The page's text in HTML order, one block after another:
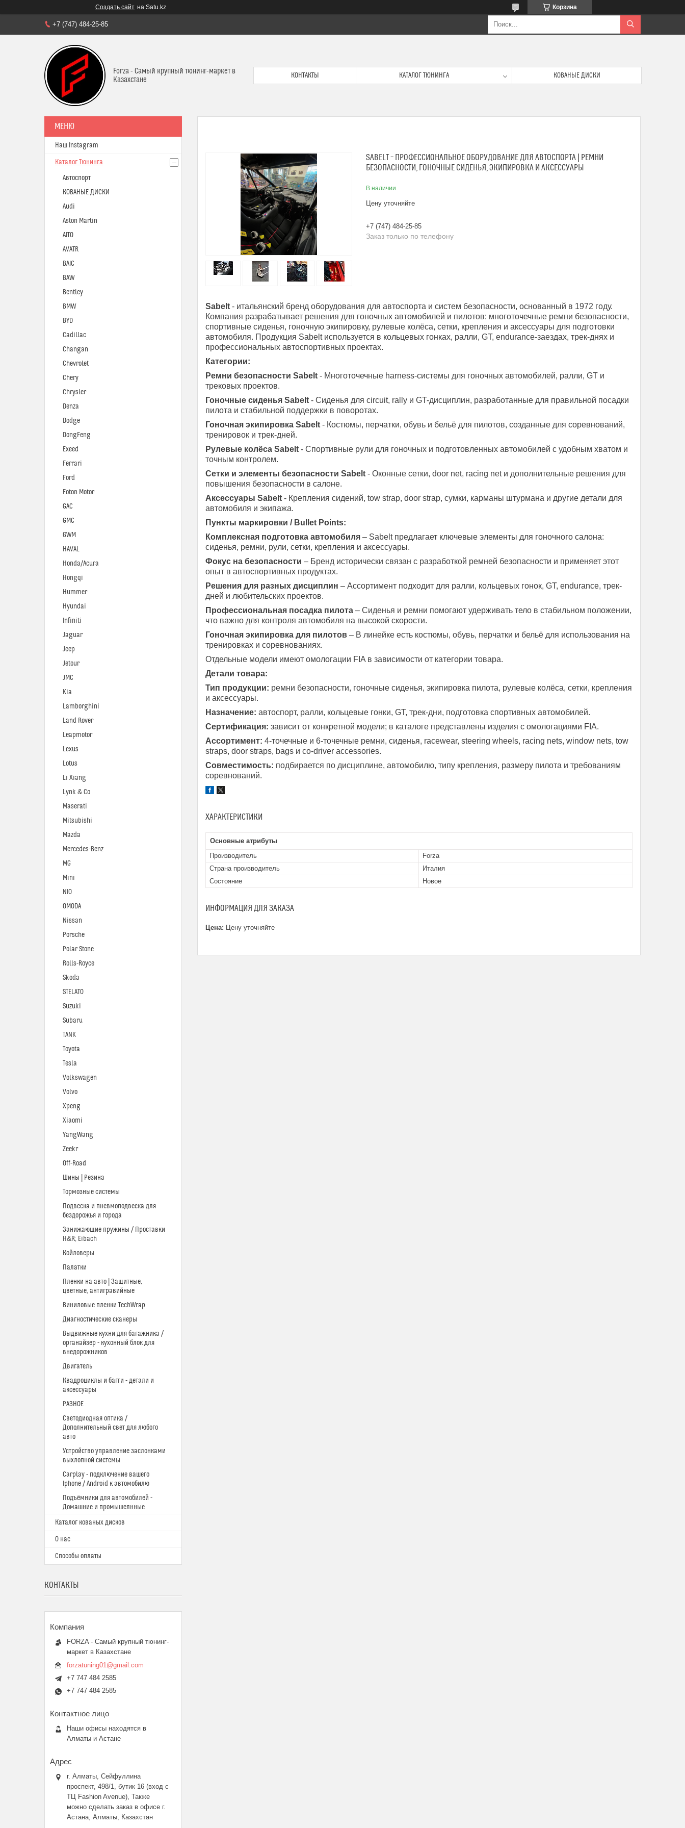
Создать сайт на Satu.kz Корзина
+7 (747) 484-25-85
Forza - Самый крупный тюнинг-маркет в
Казахстане
КОНТАКТЫ КАТАЛОГ ТЮНИНГА КОВАНЫЕ ДИСКИ
SABELT – ПРОФЕССИОНАЛЬНОЕ ОБОРУДОВАНИЕ ДЛЯ АВТОСПОРТА | РЕМНИ
БЕЗОПАСНОСТИ, ГОНОЧНЫЕ СИДЕНЬЯ, ЭКИПИРОВКА И АКСЕССУАРЫ
В наличии
Цену уточняйте
+7 (747) 484-25-85
Заказ только по телефону
Sabelt - итальянский бренд оборудования для автоспорта и систем безопасности, основанный в 1972 году.
Компания разрабатывает решения для гоночных автомобилей и пилотов: многоточечные ремни безопасности,
спортивные сиденья, гоночную экипировку, рулевые колёса, сетки, крепления и аксессуары для подготовки
автомобиля. Продукция Sabelt используется в кольцевых гонках, ралли, GT, endurance-заездах, трек-днях и
профессиональных автоспортивных проектах.
Категории:
Ремни безопасности Sabelt - Многоточечные harness-системы для гоночных автомобилей, ралли, GT и
трековых проектов.
Гоночные сиденья Sabelt - Сиденья для circuit, rally и GT-дисциплин, разработанные для правильной посадки
пилота и стабильной поддержки в поворотах.
Гоночная экипировка Sabelt - Костюмы, перчатки, обувь и бельё для пилотов, созданные для соревнований,
тренировок и трек-дней.
Рулевые колёса Sabelt - Спортивные рули для гоночных и подготовленных автомобилей с удобным хватом и
точным контролем.
Сетки и элементы безопасности Sabelt - Оконные сетки, door net, racing net и дополнительные решения для
повышения безопасности в салоне.
Аксессуары Sabelt - Крепления сидений, tow strap, door strap, сумки, карманы штурмана и другие детали для
автомобиля и экипажа.
Пункты маркировки / Bullet Points:
Комплексная подготовка автомобиля – Sabelt предлагает ключевые элементы для гоночного салона:
сиденья, ремни, рули, сетки, крепления и аксессуары.
Фокус на безопасности – Бренд исторически связан с разработкой ремней безопасности и применяет этот
опыт в автоспортивных продуктах.
Решения для разных дисциплин – Ассортимент подходит для ралли, кольцевых гонок, GT, endurance, трек-
дней и любительских проектов.
Профессиональная посадка пилота – Сиденья и ремни помогают удерживать тело в стабильном положении,
что важно для контроля автомобиля на высокой скорости.
Гоночная экипировка для пилотов – В линейке есть костюмы, обувь, перчатки и бельё для использования на
тренировках и соревнованиях.
Отдельные модели имеют омологации FIA в зависимости от категории товара.
Детали товара:
Тип продукции: ремни безопасности, гоночные сиденья, экипировка пилота, рулевые колёса, сетки, крепления
и аксессуары.
Назначение: автоспорт, ралли, кольцевые гонки, GT, трек-дни, подготовка спортивных автомобилей.
Сертификация: зависит от конкретной модели; в каталоге представлены изделия с омологациями FIA.
Ассортимент: 4-точечные и 6-точечные ремни, сиденья, racewear, steering wheels, racing nets, window nets, tow
straps, door straps, bags и co-driver accessories.
Совместимость: подбирается по дисциплине, автомобилю, типу крепления, размеру пилота и требованиям
соревнований.
ХАРАКТЕРИСТИКИ
Основные атрибуты
Производитель
Forza
Страна производитель
Италия
Состояние
Новое
ИНФОРМАЦИЯ ДЛЯ ЗАКАЗА
Цена: Цену уточняйте
Наш Instagram
Каталог Тюнинга
Автоспорт
КОВАНЫЕ ДИСКИ
Audi
Aston Martin
AITO
AVATR
BAIC
BAW
Bentley
BMW
BYD
Cadillac
Changan
Chevrolet
Chery
Chrysler
Denza
Dodge
DongFeng
Exeed
Ferrari
Ford
Foton Motor
GAC
GMC
GWM
HAVAL
Honda/Acura
Hongqi
Hummer
Hyundai
Infiniti
Jaguar
Jeep
Jetour
JMC
Kia
Lamborghini
Land Rover
Leapmotor
Lexus
Lotus
Li Xiang
Lynk & Co
Maserati
Mitsubishi
Mazda
Mercedes-Benz
MG
Mini
NIO
OMODA
Nissan
Porsche
Polar Stone
Rolls-Royce
Skoda
STELATO
Suzuki
Subaru
TANK
Toyota
Tesla
Volkswagen
Volvo
Xpeng
Xiaomi
YangWang
Zeekr
Off-Road
Шины | Резина
Тормозные системы
Подвеска и пневмоподвеска для
бездорожья и города
Занижающие пружины / Проставки
H&R; Eibach
Койловеры
Палатки
Пленки на авто | Защитные,
цветные, антигравийные
Виниловые пленки TechWrap
Диагностические сканеры
Выдвижные кухни для багажника /
органайзер - кухонный блок для
внедорожников
Двигатель
Квадроциклы и багги - детали и
аксессуары
РАЗНОЕ
Светодиодная оптика /
Дополнительный свет для любого
авто
Устройство управление заслонками
выхлопной системы
Carplay - подключение вашего
Iphone / Android к автомобилю
Подъёмники для автомобилей -
Домашние и промышелнные
Каталог кованых дисков
О нас
Способы оплаты
КОНТАКТЫ
FORZA - Самый крупный тюнинг-
маркет в Казахстане
forzatuning01@gmail.com
+7 747 484 2585
+7 747 484 2585
Наши офисы находятся в
Алматы и Астане
г. Алматы, Сейфуллина
проспект, 498/1, бутик 16 (вход с
ТЦ Fashion Avenue), Также
можно сделать заказ в офисе г.
Астана, Алматы, Казахстан